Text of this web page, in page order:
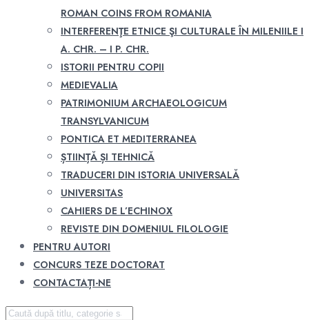
ROMAN COINS FROM ROMANIA
INTERFERENŢE ETNICE ŞI CULTURALE ÎN MILENIILE I
A. CHR. – I P. CHR.
ISTORII PENTRU COPII
MEDIEVALIA
PATRIMONIUM ARCHAEOLOGICUM
TRANSYLVANICUM
PONTICA ET MEDITERRANEA
ȘTIINȚĂ ȘI TEHNICĂ
TRADUCERI DIN ISTORIA UNIVERSALĂ
UNIVERSITAS
CAHIERS DE L’ECHINOX
REVISTE DIN DOMENIUL FILOLOGIE
PENTRU AUTORI
CONCURS TEZE DOCTORAT
CONTACTAȚI-NE